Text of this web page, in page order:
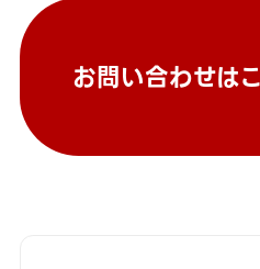
お問い合わせは